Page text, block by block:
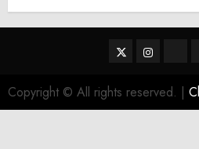
TwitterInstagram
Copyright © All rights reserved. |